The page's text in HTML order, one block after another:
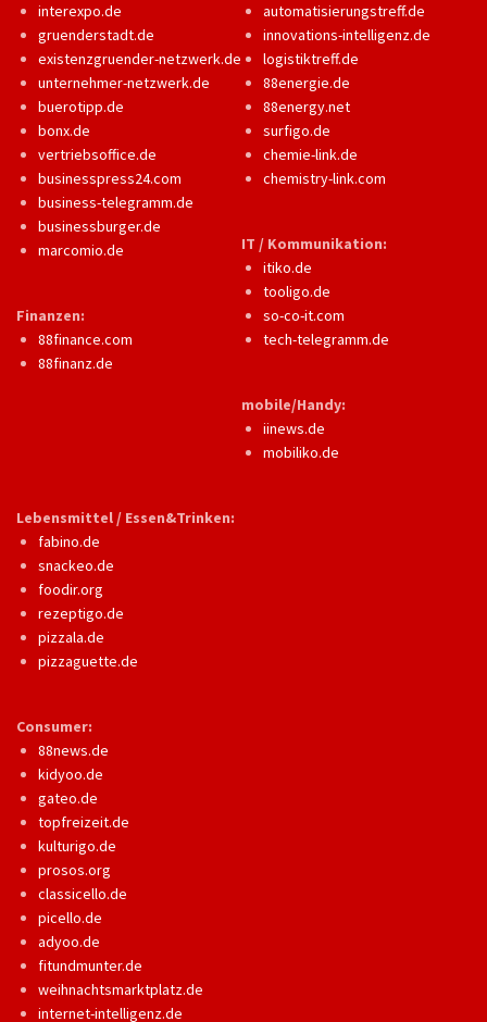
interexpo.de
gruenderstadt.de
existenzgruender-netzwerk.de
unternehmer-netzwerk.de
buerotipp.de
bonx.de
vertriebsoffice.de
businesspress24.com
business-telegramm.de
businessburger.de
marcomio.de
Finanzen:
88finance.com
88finanz.de
automatisierungstreff.de
innovations-intelligenz.de
logistiktreff.de
88energie.de
88energy.net
surfigo.de
chemie-link.de
chemistry-link.com
IT / Kommunikation:
itiko.de
tooligo.de
so-co-it.com
tech-telegramm.de
mobile/Handy:
iinews.de
mobiliko.de
Lebensmittel / Essen&Trinken:
fabino.de
snackeo.de
foodir.org
rezeptigo.de
pizzala.de
pizzaguette.de
Consumer:
88news.de
kidyoo.de
gateo.de
topfreizeit.de
kulturigo.de
prosos.org
classicello.de
picello.de
adyoo.de
fitundmunter.de
weihnachtsmarktplatz.de
internet-intelligenz.de